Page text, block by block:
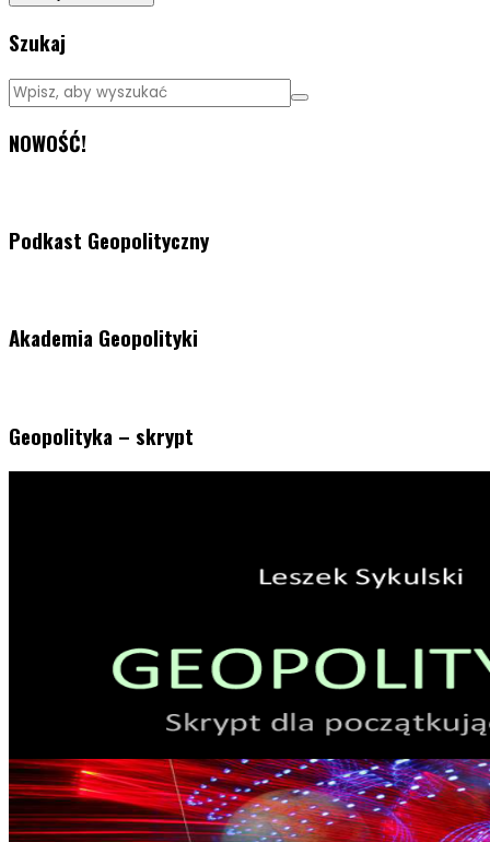
Szukaj
NOWOŚĆ!
Podkast Geopolityczny
Akademia Geopolityki
Geopolityka – skrypt